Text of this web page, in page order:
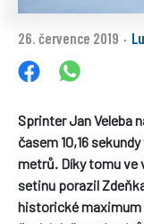
26. července 2019 ·
Sprinter Jan Veleba
časem 10,16
metrů. Díky tomu ve
setinu porazil
historické maximum